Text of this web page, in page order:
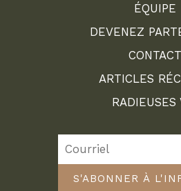
ÉQUIPE
DEVENEZ
CONTACT
ARTICLES
RADIEUSES
S'ABONNER À